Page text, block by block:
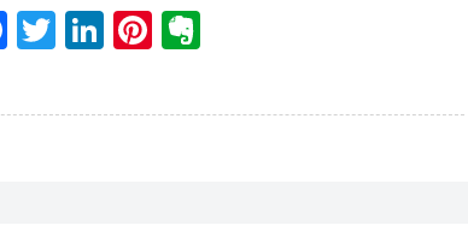
Facebook
Twitter
LinkedIn
Pinterest